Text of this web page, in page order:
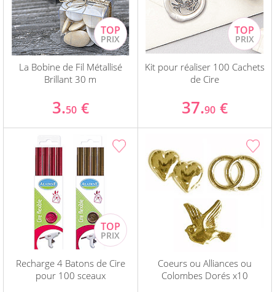
La Bobine de Fil Métallisé
Brillant 30 m
3.50 €
Kit pour réaliser 100 Cachets
de Cire
37.90 €
Recharge 4 Batons de Cire
pour 100 sceaux
Coeurs ou Alliances ou
Colombes Dorés x10